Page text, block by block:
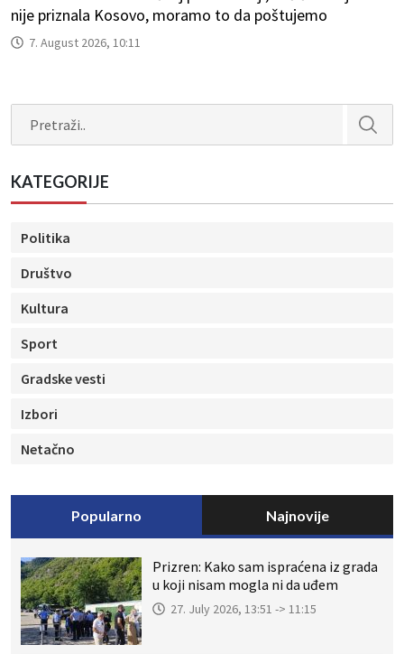
nije priznala Kosovo, moramo to da poštujemo
7. August 2026, 10:11
KATEGORIJE
Politika
Društvo
Kultura
Sport
Gradske vesti
Izbori
Netačno
Popularno Najnovije
Prizren: Kako sam ispraćena iz grada
u koji nisam mogla ni da uđem
27. July 2026, 13:51 -> 11:15